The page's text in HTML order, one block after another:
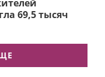
69,5 тысяч